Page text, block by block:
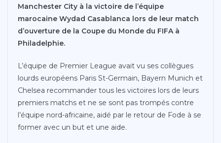
Manchester City à la victoire de l’équipe
marocaine Wydad Casablanca lors de leur match
d’ouverture de la Coupe du Monde du FIFA à
Philadelphie.
L’équipe de Premier League avait vu ses collègues
lourds européens Paris St-Germain, Bayern Munich et
Chelsea recommander tous les victoires lors de leurs
premiers matchs et ne se sont pas trompés contre
l’équipe nord-africaine, aidé par le retour de Fode à se
former avec un but et une aide.